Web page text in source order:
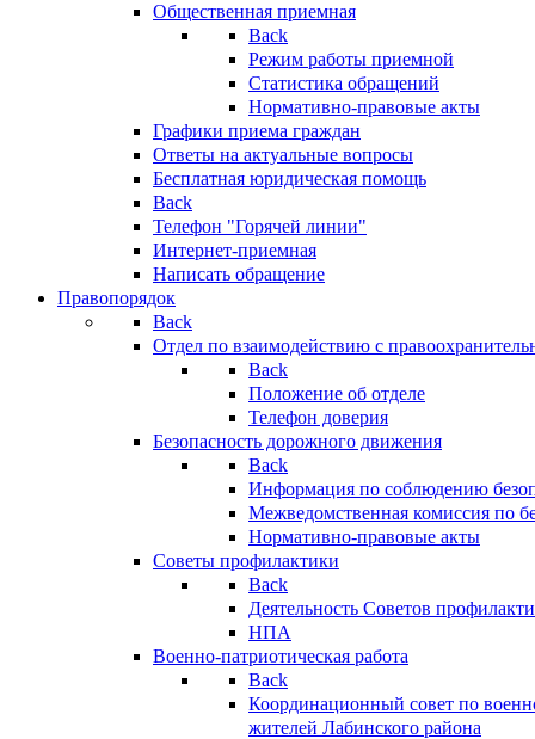
Общественная приемная
Back
Режим работы приемной
Статистика обращений
Нормативно-правовые акты
Графики приема граждан
Ответы на актуальные вопросы
Бесплатная юридическая помощь
Back
Телефон "Горячей линии"
Интернет-приемная
Написать обращение
Правопорядок
Back
Отдел по взаимодействию с
Back
Положение об отделе
Телефон доверия
Безопасность дорожного движения
Back
Информация по соблюдению
Межведомственная комиссия по
Нормативно-правовые акты
Советы профилактики
Back
Деятельность Советов
НПА
Военно-патриотическая работа
Back
Координационный совет по
жителей Лабинского района